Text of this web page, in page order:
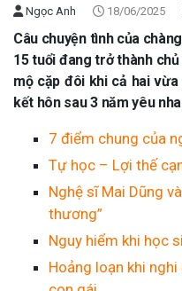
Ngọc Anh 18/06/2025
Câu chuyện tình của
15 tuổi đang trở thành
mộ cặp đôi khi cả hai
kết hôn sau 3 năm yêu
7 điểm chung của
Tự học – Lợi thế
Nghệ sĩ Mai Dũng
thương”
Nguy hiểm khi học
Hoảng loạn khi